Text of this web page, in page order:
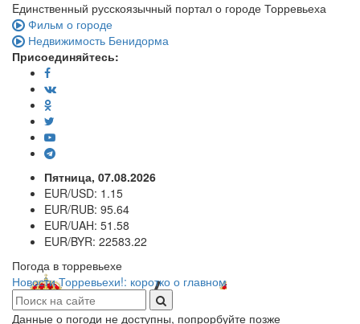
Eдинственный русскоязычный портал о городе Торревьеха
Фильм о городе
Недвижимость Бенидорма
Присоединяйтесь:
Пятница, 07.08.2026
EUR/USD: 1.15
EUR/RUB: 95.64
EUR/UAH: 51.58
EUR/BYR: 22583.22
Погода в торревьехе
Новости Торревьехи!: коротко о главном
Данные о погоди не доступны, попрорбуйте позже